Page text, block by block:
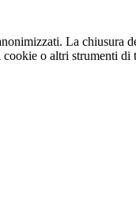
La chiusura
o altri strumenti